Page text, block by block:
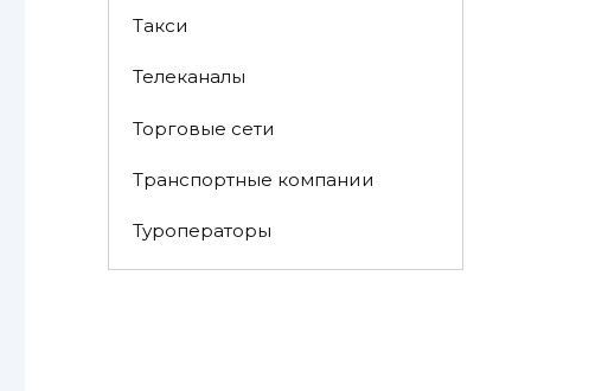
Такси
Телеканалы
Торговые сети
Транспортные компании
Туроператоры